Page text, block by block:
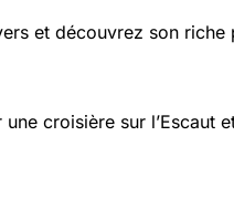
et découvrez son riche
croisière sur l’Escaut